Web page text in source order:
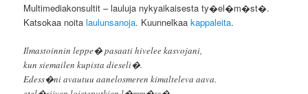
Multimediakonsultit – lauluja nykyaikaisesta ty�el�m�st�.
Katsokaa noitalaulunsanoja. Kuunnelkaakappaleita.
Ilmastoinnin leppe� pasaati hivelee kasvojani,
kun siemailen kupista dieseli�.
Edess�ni avautuu aanelosmeren kimalteleva aava.